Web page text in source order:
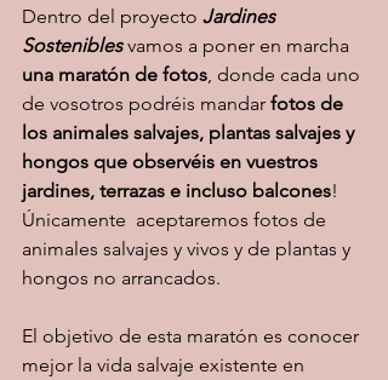
Dentro del proyecto Jardines
Sostenibles vamos a poner en marcha
una maratón de fotos, donde cada uno
de vosotros podréis mandar fotos de
los animales salvajes, plantas salvajes y
hongos que observéis en vuestros
jardines, terrazas e incluso balcones!
Únicamente  aceptaremos fotos de
animales salvajes y vivos y de plantas y
hongos no arrancados.
El objetivo de esta maratón es conocer
mejor la vida salvaje existente en